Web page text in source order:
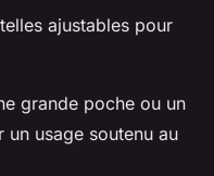
ajustables pour
grande poche ou un
usage soutenu au